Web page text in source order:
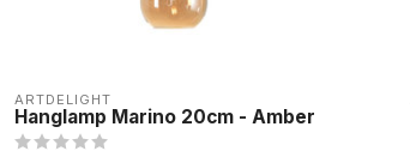
ARTDELIGHT
Hanglamp Marino 20cm - Amber